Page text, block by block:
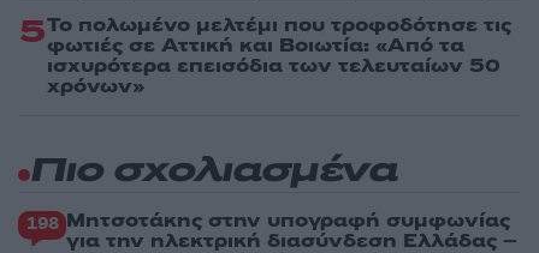
5Το πολωμένο μελτέμι που τροφοδότησε τις
φωτιές σε Αττική και Βοιωτία: «Από τα
ισχυρότερα επεισόδια των τελευταίων 50
χρόνων»
Πιο σχολιασμένα
198 Μητσοτάκης στην υπογραφή συμφωνίας
για την ηλεκτρική διασύνδεση Ελλάδας –